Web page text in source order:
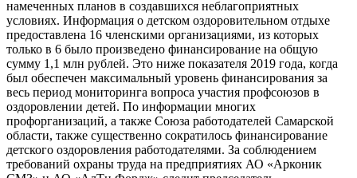
намеченных планов в создавшихся неблагоприятных
условиях. Информация о детском оздоровительном отдыхе
предоставлена 16 членскими организациями, из которых
только в 6 было произведено финансирование на общую
сумму 1,1 млн рублей. Это ниже показателя 2019 года, когда
был обеспечен максимальный уровень финансирования за
весь период мониторинга вопроса участия профсоюзов в
оздоровлении детей. По информации многих
профорганизаций, а также Союза работодателей Самарской
области, также существенно сократилось финансирование
детского оздоровления работодателями. За соблюдением
требований охраны труда на предприятиях АО «Арконик